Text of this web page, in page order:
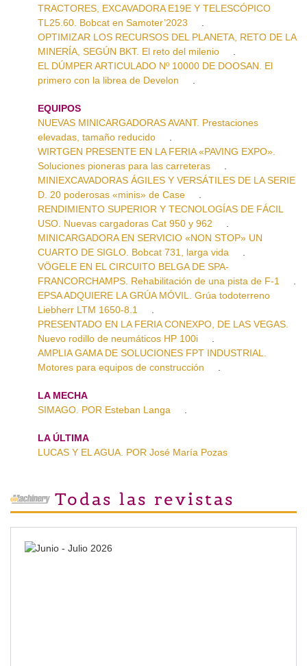
TRACTORES, EXCAVADORA E19E Y TELESCÓPICO
TL25.60. Bobcat en Samoter’2023
OPTIMIZAR LOS RECURSOS DEL PLANETA, RETO DE LA
MINERÍA, SEGÚN BKT. El reto del milenio
EL DÚMPER ARTICULADO Nº 10000 DE DOOSAN. El
primero con la librea de Develon
EQUIPOS
NUEVAS MINICARGADORAS AVANT. Prestaciones
elevadas, tamaño reducido
WIRTGEN PRESENTE EN LA FERIA «PAVING EXPO».
Soluciones pioneras para las carreteras
MINIEXCAVADORAS ÁGILES Y VERSÁTILES DE LA SERIE
D. 20 poderosas «minis» de Case
RENDIMIENTO SUPERIOR Y TECNOLOGÍAS DE FÁCIL
USO. Nuevas cargadoras Cat 950 y 962
MINICARGADORA EN SERVICIO «NON STOP» UN
CUARTO DE SIGLO. Bobcat 731, larga vida
VÖGELE EN EL CIRCUITO BELGA DE SPA-
FRANCORCHAMPS. Rehabilitación de una pista de F-1
EPSA ADQUIERE LA GRÚA MÓVIL. Grúa todoterreno
Liebherr LTM 1650-8.1
PRESENTADO EN LA FERIA CONEXPO, DE LAS VEGAS.
Nuevo rodillo de neumáticos HP 100i
AMPLIA GAMA DE SOLUCIONES FPT INDUSTRIAL.
Motores para equipos de construcción
LA MECHA
SIMAGO. POR Esteban Langa
LA ÚLTIMA
LUCAS Y EL AGUA. POR José María Pozas
Todas las revistas